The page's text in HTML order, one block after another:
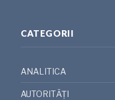
CATEGORII
ANALITICA
AUTORITĂȚI